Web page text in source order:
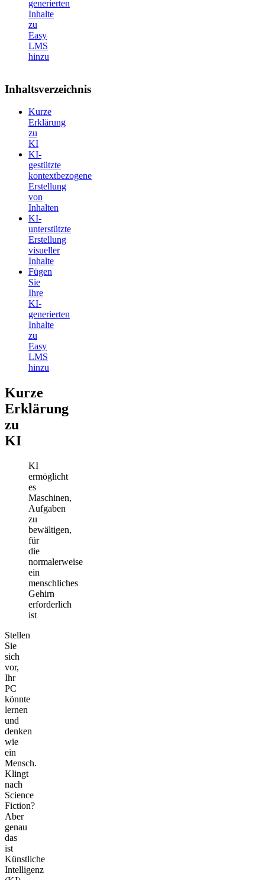
generierten
Inhalte
zu
Easy
LMS
hinzu
Inhaltsverzeichnis
Kurze
Erklärung
zu
KI
KI-
gestützte
kontextbezogene
Erstellung
von
Inhalten
KI-
unterstützte
Erstellung
visueller
Inhalte
Fügen
Sie
Ihre
KI-
generierten
Inhalte
zu
Easy
LMS
hinzu
Kurze
Erklärung
zu
KI
KI
ermöglicht
es
Maschinen,
Aufgaben
zu
bewältigen,
für
die
normalerweise
ein
menschliches
Gehirn
erforderlich
ist
Stellen
Sie
sich
vor,
Ihr
PC
könnte
lernen
und
denken
wie
ein
Mensch.
Klingt
nach
Science
Fiction?
Aber
genau
das
ist
Künstliche
Intelligenz